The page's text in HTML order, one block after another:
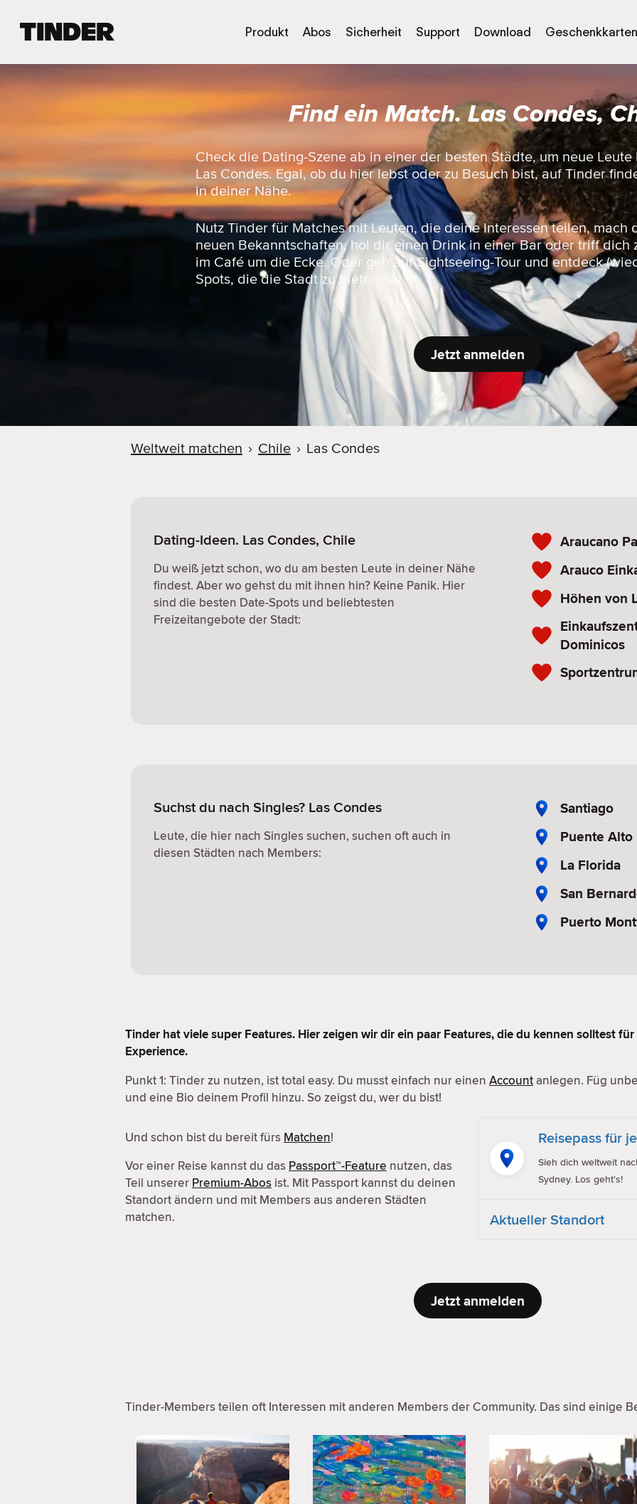
e
r
t
s
Produkt Abos Sicherheit Support Download Geschenkkarten
Find ein Match. Las Condes,
Check die Dating-Szene ab in einer der besten Städte, um neue Leute
Las Condes. Egal, ob du hier lebst oder zu Besuch bist, auf Tinder
in deiner Nähe.
Nutz Tinder für Matches mit Leuten, die deine Interessen teilen, mach
neuen Bekanntschaften, hol dir einen Drink in einer Bar oder triff dich
im Café um die Ecke. Oder geh auf Sightseeing-Tour und entdeck
Spots, die die Stadt zu bieten hat.
Jetzt anmelden
Weltweit matchen › Chile › Las Condes
Dating-Ideen. Las Condes, Chile
Du weiß jetzt schon, wo du am besten Leute in deiner Nähe
findest. Aber wo gehst du mit ihnen hin? Keine Panik. Hier
sind die besten Date-Spots und beliebtesten
Freizeitangebote der Stadt:
Araucano
Arauco
Höhen von
Dominicos
Suchst du nach Singles? Las Condes
Leute, die hier nach Singles suchen, suchen oft auch in
diesen Städten nach Members:
Santiago
Puente Alto
La Florida
San
Puerto
Tinder hat viele super Features. Hier zeigen wir dir ein paar Features, die du kennen solltest
Experience.
Punkt 1: Tinder zu nutzen, ist total easy. Du musst einfach nur einen Accountanlegen. Füg
und eine Bio deinem Profil hinzu. So zeigst du, wer du bist!
Und schon bist du bereit fürs Matchen!
Vor einer Reise kannst du das Passport™-Feature nutzen, das
Teil unserer Premium-Abos ist. Mit Passport kannst du deinen
Standort ändern und mit Members aus anderen Städten
matchen.
Reisepass für
Sieh dich weltweit
Sydney. Los geht's!
Aktueller Standort
Jetzt anmelden
Tinder-Members teilen oft Interessen mit anderen Members der Community. Das sind einige